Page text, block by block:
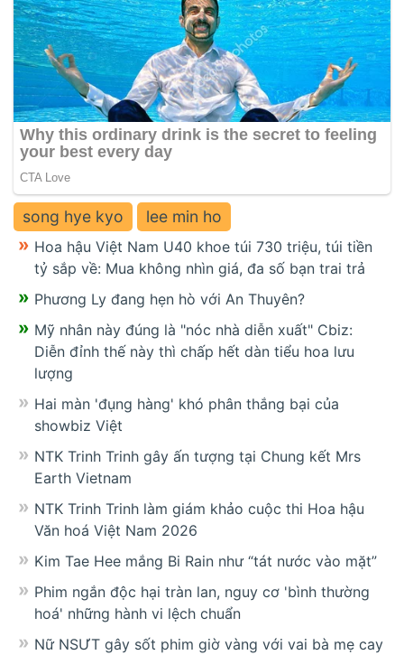
song hye kyo lee min ho
Hoa hậu Việt Nam U40 khoe túi 730 triệu, túi tiền
tỷ sắp về: Mua không nhìn giá, đa số bạn trai trả
Phương Ly đang hẹn hò với An Thuyên?
Mỹ nhân này đúng là "nóc nhà diễn xuất" Cbiz:
Diễn đỉnh thế này thì chấp hết dàn tiểu hoa lưu
lượng
Hai màn 'đụng hàng' khó phân thắng bại của
showbiz Việt
NTK Trinh Trinh gây ấn tượng tại Chung kết Mrs
Earth Vietnam
NTK Trinh Trinh làm giám khảo cuộc thi Hoa hậu
Văn hoá Việt Nam 2026
Kim Tae Hee mắng Bi Rain như “tát nước vào mặt”
Phim ngắn độc hại tràn lan, nguy cơ 'bình thường
hoá' những hành vi lệch chuẩn
Nữ NSƯT gây sốt phim giờ vàng với vai bà mẹ cay